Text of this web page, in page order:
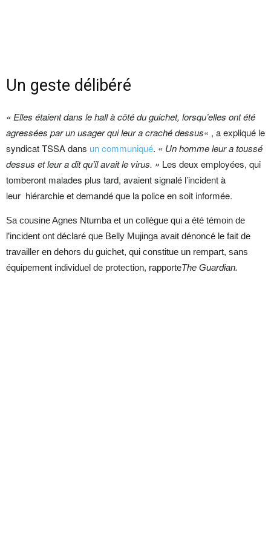
Un geste délibéré
« Elles étaient dans le hall à côté du guichet, lorsqu’elles ont été
agressées par un usager qui leur a craché dessus« , a expliqué le
syndicat TSSA dans un communiqué. « Un homme leur a toussé
dessus et leur a dit qu’il avait le virus. » Les deux employées, qui
tomberont malades plus tard, avaient signalé l’incident à
leur hiérarchie et demandé que la police en soit informée.
Sa cousine Agnes Ntumba et un collègue qui a été témoin de
l’incident ont déclaré que Belly Mujinga avait dénoncé le fait de
travailler en dehors du guichet, qui constitue un rempart, sans
équipement individuel de protection, rapporteThe Guardian.